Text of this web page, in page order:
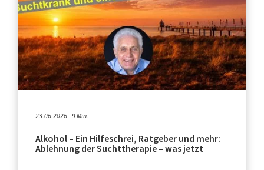
23.06.2026 - 9 Min.
Alkohol – Ein Hilfeschrei, Ratgeber und mehr:
Ablehnung der Suchttherapie – was jetzt